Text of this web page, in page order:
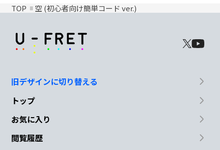
TOP 空 (初心者向け簡単コード ver.)
旧デザインに切り替える
トップ
お気に入り
閲覧履歴